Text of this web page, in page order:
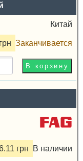
Китай
Заканчивается
грн В наличии